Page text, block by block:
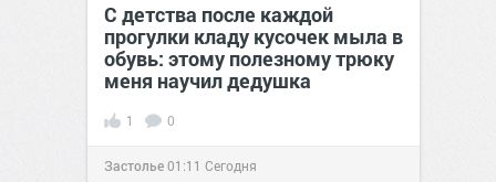
С детства после каждой
прогулки кладу кусочек мыла в
обувь: этому полезному трюку
меня научил дедушка
1 0
Застолье01:11 Сегодня